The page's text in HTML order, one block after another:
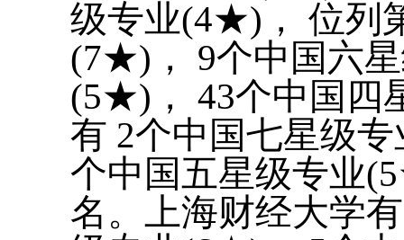
级专业(4★)， 位列
(7★)， 9个中国六
(5★)， 43个中国四
有 2个中国七星级
个中国五星级专业
名。上海财经大学